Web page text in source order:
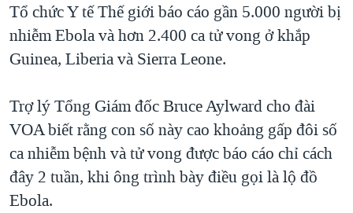
Tổ chức Y tế Thế giới báo cáo gần 5.000 người bị
nhiễm Ebola và hơn 2.400 ca tử vong ở khắp
Guinea, Liberia và Sierra Leone.
Trợ lý Tổng Giám đốc Bruce Aylward cho đài
VOA biết rằng con số này cao khoảng gấp đôi số
ca nhiễm bệnh và tử vong được báo cáo chỉ cách
đây 2 tuần, khi ông trình bày điều gọi là lộ đồ
Ebola.